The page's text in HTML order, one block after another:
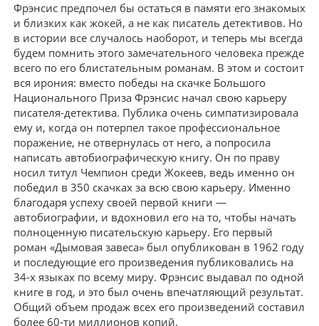
Фрэнсис предпочел бы остаться в памяти его знакомых
и близких как жокей, а не как писатель детективов. Но
в истории все случалось наоборот, и теперь мы всегда
будем помнить этого замечательного человека прежде
всего по его блистательным романам. В этом и состоит
вся ирония: вместо победы на скачке Большого
Национального Приза Фрэнсис начал свою карьеру
писателя-детектива. Публика очень симпатизировала
ему и, когда он потерпел такое профессиональное
поражение, не отвернулась от него, а попросила
написать автобиографическую книгу. Он по праву
носил титул Чемпион среди Жокеев, ведь именно он
победил в 350 скачках за всю свою карьеру. Именно
благодаря успеху своей первой книги —
автобиографии, и вдохновил его на то, чтобы начать
полноценную писательскую карьеру. Его первый
роман «Дымовая завеса» был опубликован в 1962 году
и последующие его произведения публиковались на
34-х языках по всему миру. Фрэнсис выдавал по одной
книге в год, и это был очень впечатляющий результат.
Общий объем продаж всех его произведений составил
более 60-ти миллионов копий.